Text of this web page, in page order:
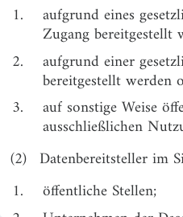
§ 12
Transparenz von
Rechtsweg
1.
aufgrund eines
Zugang bereitgestellt
2.
aufgrund einer
bereitgestellt werden
3.
auf sonstige Weise
ausschließlichen
(2) Datenbereitsteller im
1.
öffentliche Stellen;